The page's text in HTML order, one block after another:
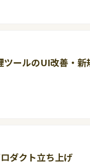
ールのUI改善・新
ダクト立ち上げ